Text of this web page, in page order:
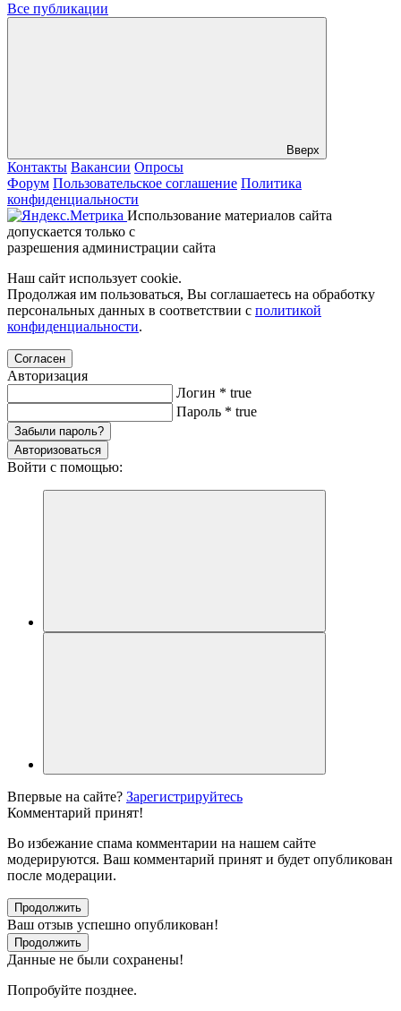
Все публикации
Вверх
Контакты Вакансии Опросы
Форум Пользовательское соглашение Политика
конфиденциальности
Использование материалов сайта
допускается только с
разрешения администрации сайта
Наш сайт использует cookie.
Продолжая им пользоваться, Вы соглашаетесь на обработку
персональных данных в соответствии с политикой
конфиденциальности.
Согласен
Авторизация
Логин * true
Пароль * true
Забыли пароль?
Авторизоваться
Войти с помощью:
Впервые на сайте? Зарегистрируйтесь
Комментарий принят!
Во избежание спама комментарии на нашем сайте
модерируются. Ваш комментарий принят и будет опубликован
после модерации.
Продолжить
Ваш отзыв успешно опубликован!
Продолжить
Данные не были сохранены!
Попробуйте позднее.